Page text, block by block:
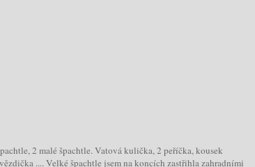
2 malé špachtle. Vatová kulička, 2 peříčka, kousek
.... Velké špachtle jsem na koncích zastřihla zahradními